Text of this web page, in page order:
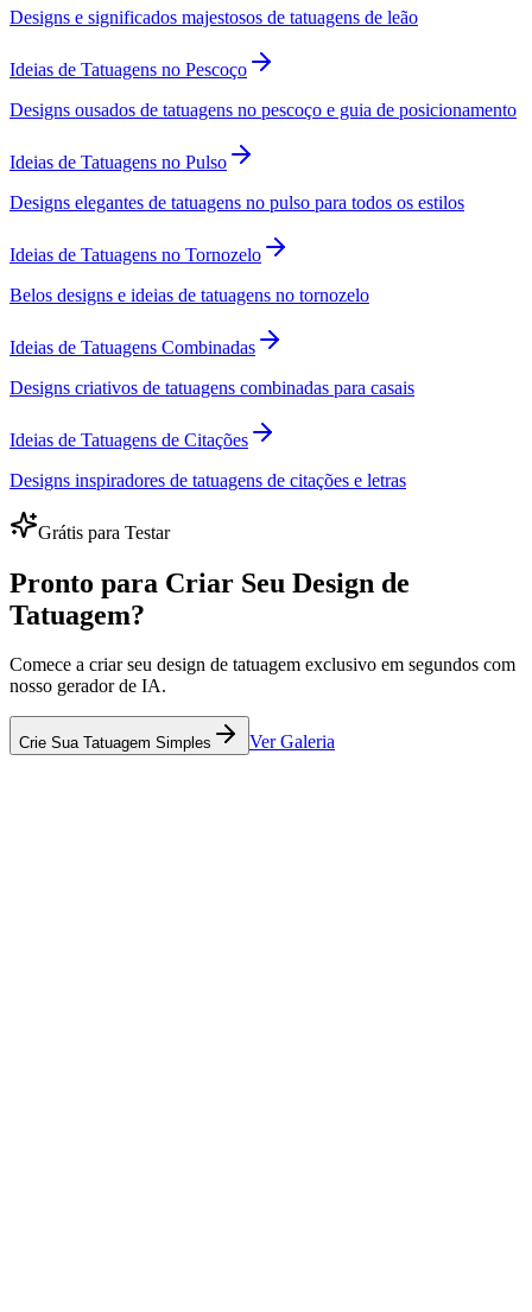
Designs e significados majestosos de tatuagens de leão
Ideias de Tatuagens no Pescoço
Designs ousados de tatuagens no pescoço e guia de posicionamento
Ideias de Tatuagens no Pulso
Designs elegantes de tatuagens no pulso para todos os estilos
Ideias de Tatuagens no Tornozelo
Belos designs e ideias de tatuagens no tornozelo
Ideias de Tatuagens Combinadas
Designs criativos de tatuagens combinadas para casais
Ideias de Tatuagens de Citações
Designs inspiradores de tatuagens de citações e letras
Grátis para Testar
Pronto para Criar Seu Design de
Tatuagem?
Comece a criar seu design de tatuagem exclusivo em segundos com
nosso gerador de IA.
Crie Sua Tatuagem Simples Ver Galeria